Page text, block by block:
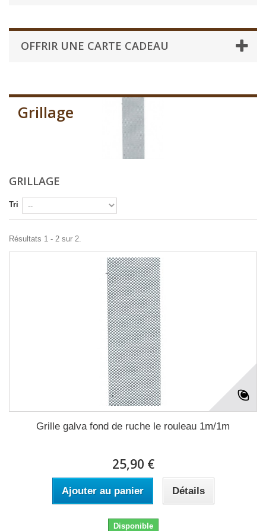
OFFRIR UNE CARTE CADEAU
Grillage
GRILLAGE
Tri
Résultats 1 - 2 sur 2.
Grille galva fond de ruche le rouleau 1m/1m
25,90 €
Ajouter au panier Détails
Disponible